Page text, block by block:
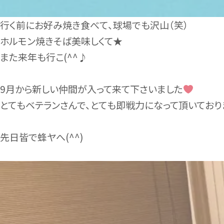
行く前にお好み焼き食べて、球場でも沢山（笑）
ホルモン焼きそば美味しくて★
また来年も行こ(^^♪
9月から新しい仲間が入って来て下さいました
とてもベテランさんで、とても即戦力になって頂いており
先日皆で蜂ヤへ(^^)